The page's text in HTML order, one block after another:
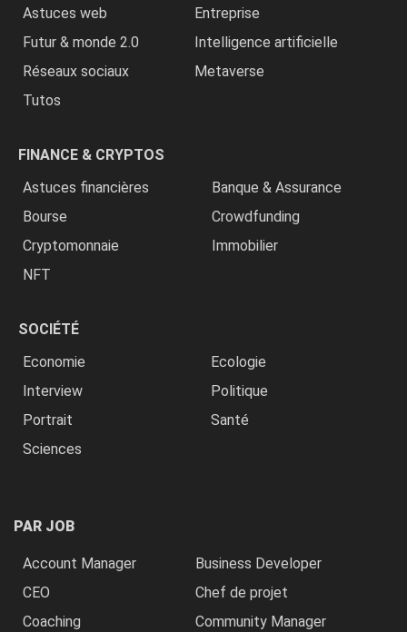
Astuces web
Entreprise
Futur & monde 2.0
Intelligence artificielle
Réseaux sociaux
Metaverse
Tutos
FINANCE & CRYPTOS
Astuces financières
Banque & Assurance
Bourse
Crowdfunding
Cryptomonnaie
Immobilier
NFT
SOCIÉTÉ
Economie
Ecologie
Interview
Politique
Portrait
Santé
Sciences
PAR JOB
Account Manager
Business Developer
CEO
Chef de projet
Coaching
Community Manager